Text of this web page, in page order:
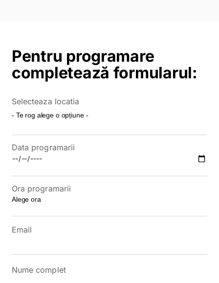
Pentru programare
completează formularul:
Selecteaza locatia
Data programarii
Ora programarii
Email
Nume complet